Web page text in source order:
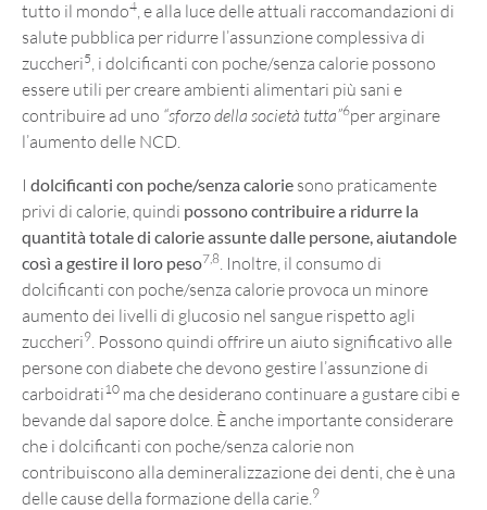
tutto il mondo4 , e alla luce delle attuali raccomandazioni di
salute pubblica per ridurre l’assunzione complessiva di
zuccheri5 , i dolcificanti con poche/senza calorie possono
essere utili per creare ambienti alimentari più sani e
contribuire ad uno “sforzo della società tutta”6per arginare
l’aumento delle NCD.
I dolcificanti con poche/senza calorie sono praticamente
privi di calorie, quindi possono contribuire a ridurre la
quantità totale di calorie assunte dalle persone, aiutandole
così a gestire il loro peso7,8 . Inoltre, il consumo di
dolcificanti con poche/senza calorie provoca un minore
aumento dei livelli di glucosio nel sangue rispetto agli
zuccheri9 . Possono quindi offrire un aiuto significativo alle
persone con diabete che devono gestire l’assunzione di
carboidrati10 ma che desiderano continuare a gustare cibi e
bevande dal sapore dolce. È anche importante considerare
che i dolcificanti con poche/senza calorie non
contribuiscono alla demineralizzazione dei denti, che è una
delle cause della formazione della carie. 9